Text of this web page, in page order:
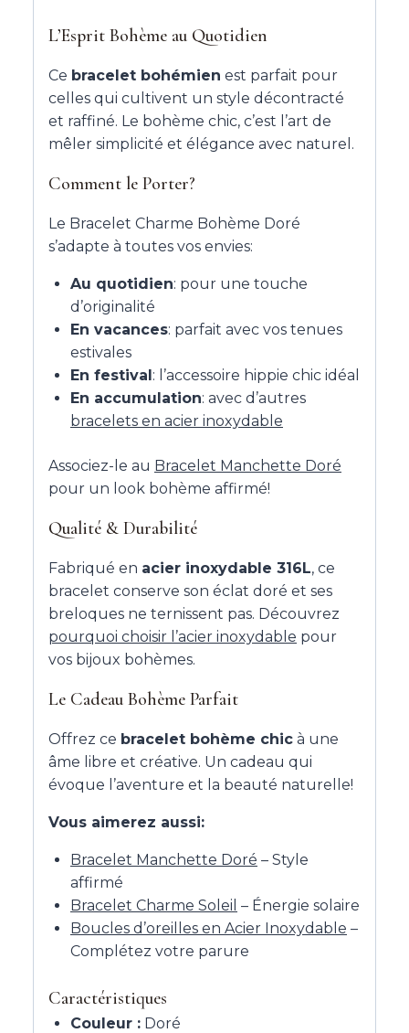
L’Esprit Bohème au Quotidien
Ce bracelet bohémien est parfait pour
celles qui cultivent un style décontracté
et raffiné. Le bohème chic, c’est l’art de
mêler simplicité et élégance avec naturel.
Comment le Porter?
Le Bracelet Charme Bohème Doré
s’adapte à toutes vos envies:
Au quotidien: pour une touche
d’originalité
En vacances: parfait avec vos tenues
estivales
En festival: l’accessoire hippie chic idéal
En accumulation: avec d’autres
bracelets en acier inoxydable
Associez-le au Bracelet Manchette Doré
pour un look bohème affirmé!
Qualité & Durabilité
Fabriqué en acier inoxydable 316L, ce
bracelet conserve son éclat doré et ses
breloques ne ternissent pas. Découvrez
pourquoi choisir l’acier inoxydable pour
vos bijoux bohèmes.
Le Cadeau Bohème Parfait
Offrez ce bracelet bohème chic à une
âme libre et créative. Un cadeau qui
évoque l’aventure et la beauté naturelle!
Vous aimerez aussi:
Bracelet Manchette Doré – Style
affirmé
Bracelet Charme Soleil – Énergie solaire
Boucles d’oreilles en Acier Inoxydable –
Complétez votre parure
Caractéristiques
Couleur : Doré